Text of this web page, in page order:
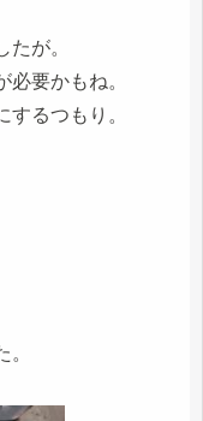
が。
要かもね。
るつもり。